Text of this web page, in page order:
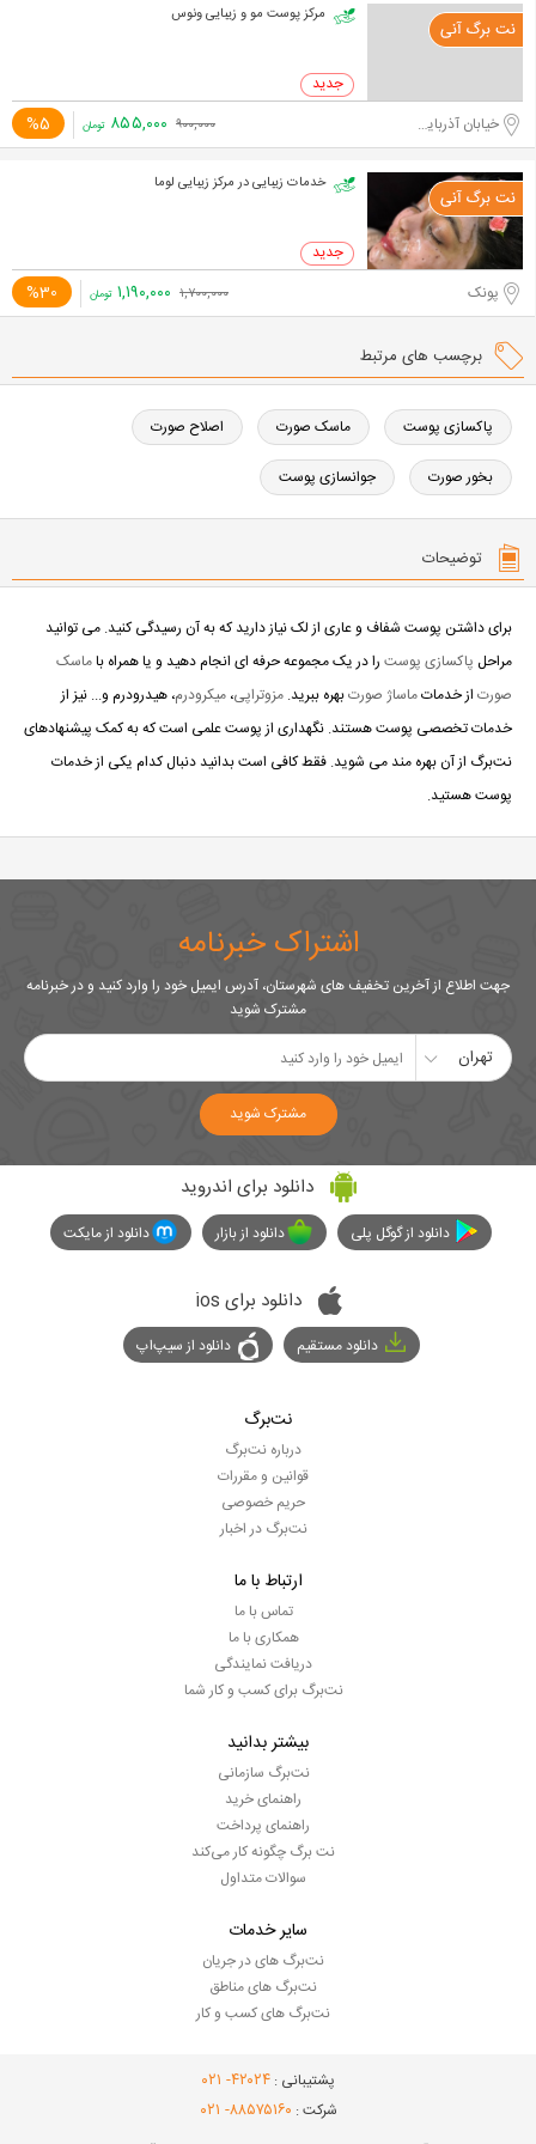
مرکز پوست مو و زیبایی ونوس
خیابان آذربایجان %5 ۹۰۰,۰۰۰ ۸۵۵,۰۰۰ تومان
خدمات زیبایی در مرکز زیبایی لوما
پونک %30 ۱,۷۰۰,۰۰۰ ۱,۱۹۰,۰۰۰ تومان
برچسب های مرتبط
پاکسازی پوست ماسک صورت اصلاح صورت
بخور صورت جوانسازی پوست
توضیحات
برای داشتن پوست شفاف و عاری از لک نیاز دارید که به آن رسیدگی کنید. می توانید
مراحل پاکسازی پوست را در یک مجموعه حرفه ای انجام دهید و یا همراه باماسک
صورت از خدماتماساژ صورتبهره ببرید. مزوتراپی، میکرودرم، هیدرودرم و... نیز از
خدمات تخصصی پوست هستند. نگهداری از پوست علمی است که به کمک پیشنهادهای
نت‌برگ از آن بهره مند می شوید. فقط کافی است بدانید دنبال کدام یکی از خدمات
پوست هستید.
اشتراک خبرنامه
جهت اطلاع از آخرین تخفیف های شهرستان، آدرس ایمیل خود را وارد کنید و در خبرنامه
مشترک شوید
تهران
مشترک شوید
دانلود برای اندروید
دانلود از گوگل پلی دانلود از بازار دانلود از مایکت
دانلود برای ios
دانلود مستقیم دانلود از سیپ‌اپ
نت‌برگ
درباره نت‌برگ
قوانین و مقررات
حریم خصوصی
نت‌برگ در اخبار
ارتباط با ما
تماس با ما
همکاری با ما
دریافت نمایندگی
نت‌برگ برای کسب و کار شما
بیشتر بدانید
نت‌برگ سازمانی
راهنمای خرید
راهنمای پرداخت
نت برگ چگونه کار می‌کند
سوالات متداول
سایر خدمات
نت‌برگ های در جریان
نت‌برگ های مناطق
نت‌برگ های کسب و کار
پشتیبانی : ۴۲۰۲۴- ۰۲۱
شرکت : ۸۸۵۷۵۱۶۰- ۰۲۱